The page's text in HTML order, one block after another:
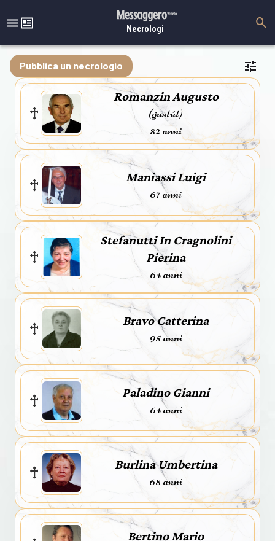
Necrologi
Pubblica un necrologio
Romanzin Augusto
(gustút)
82 anni
Maniassi Luigi
67 anni
Stefanutti In Cragnolini
Pierina
64 anni
Bravo Catterina
95 anni
Paladino Gianni
64 anni
Burlina Umbertina
68 anni
Bertino Mario